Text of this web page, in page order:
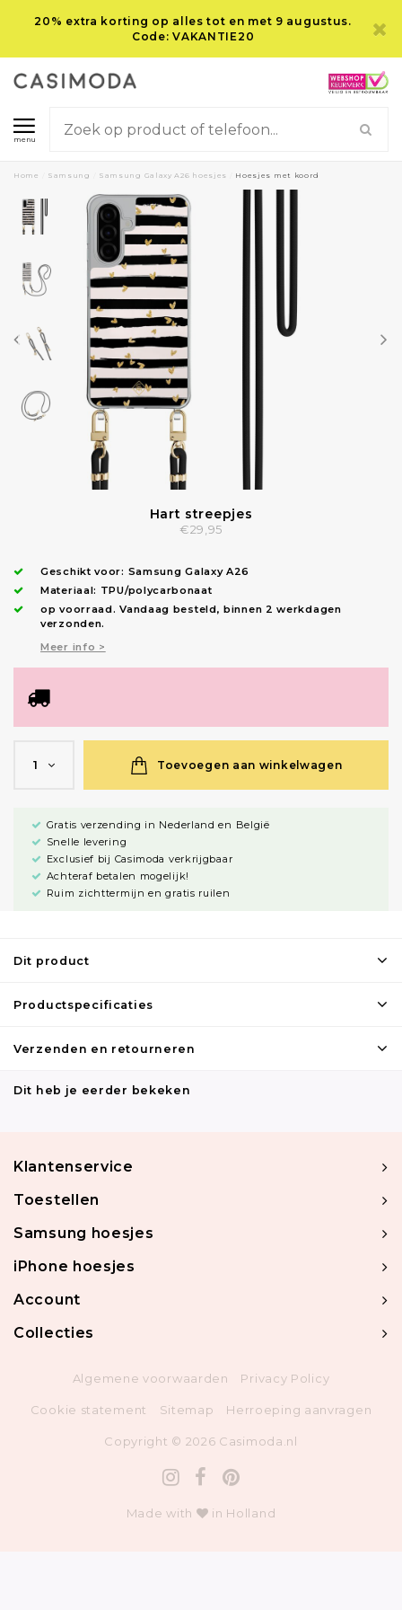
20% extra korting op alles tot en met 9 augustus.
Code: VAKANTIE20
menu
Home Samsung Samsung Galaxy A26 hoesjes Hoesjes met koord
Hart streepjes
€29,95
Geschikt voor: Samsung Galaxy A26
Materiaal: TPU/polycarbonaat
op voorraad.Vandaag besteld, binnen 2 werkdagen
verzonden.
Meer info >
1 Toevoegen aan winkelwagen
Gratis verzending in Nederland en België
Snelle levering
Exclusief bij Casimoda verkrijgbaar
Achteraf betalen mogelijk!
Ruim zichttermijn en gratis ruilen
Dit product
Productspecificaties
Verzenden en retourneren
Dit heb je eerder bekeken
Klantenservice
Toestellen
Samsung hoesjes
iPhone hoesjes
Account
Collecties
Algemene voorwaarden Privacy Policy
Cookie statement Sitemap Herroeping aanvragen
Copyright © 2026 Casimoda.nl
Made with in Holland